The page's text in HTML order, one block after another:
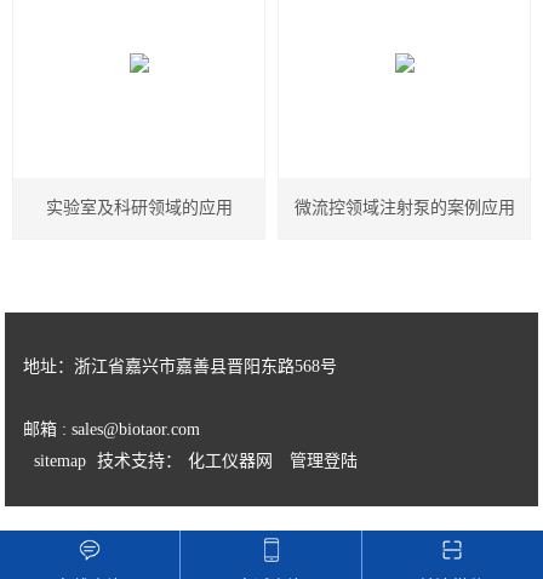
实验室及科研领域的应用 微流控领域注射泵的案例应用
地址：浙江省嘉兴市嘉善县晋阳东路568号
邮箱 : sales@biotaor.com
sitemap
技术支持： 化工仪器网 管理登陆